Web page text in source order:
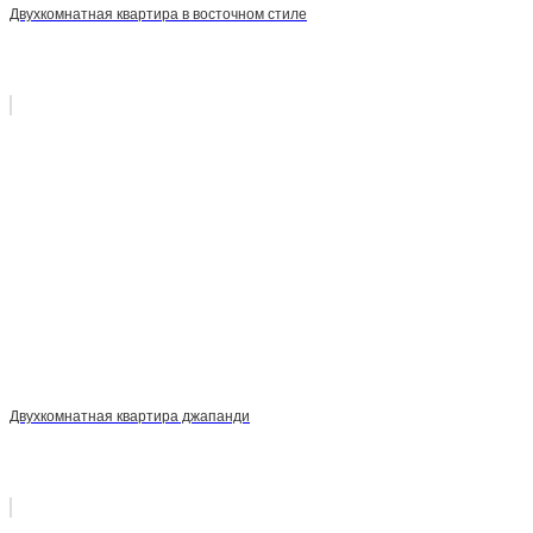
Двухкомнатная квартира в восточном стиле
Двухкомнатная квартира джапанди